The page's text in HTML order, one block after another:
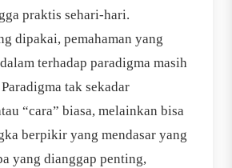
praktis sehari-hari.
dipakai, pemahaman yang
terhadap paradigma masih
tak sekadar
“cara” biasa, melainkan bisa
berpikir yang mendasar yang
yang dianggap penting,